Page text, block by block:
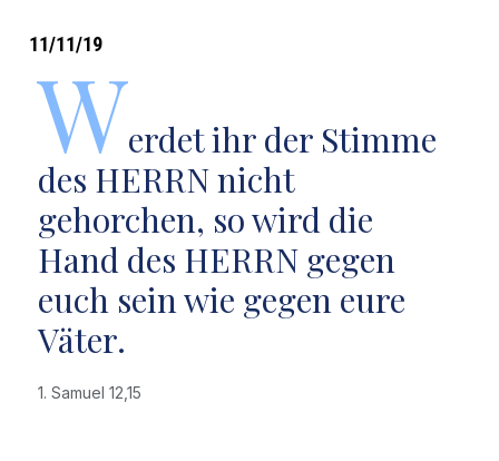
11/11/19
Werdet ihr der Stimme
des HERRN nicht
gehorchen, so wird die
Hand des HERRN gegen
euch sein wie gegen eure
Väter.
1. Samuel 12,15